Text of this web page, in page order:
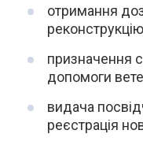
отримання
призначення
допомоги
видача
реєстрація